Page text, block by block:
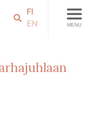
MENU
FI
EN